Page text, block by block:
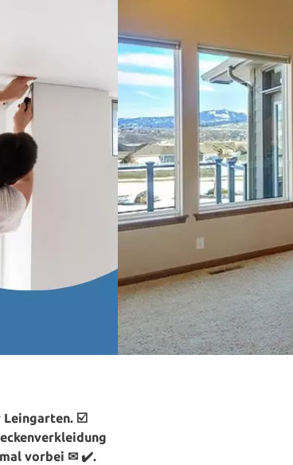
Leingarten. ☑️
mal vorbei ✉ ✔️.